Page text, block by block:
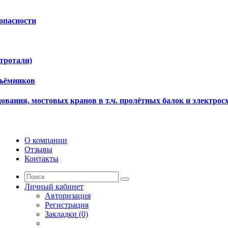
мостовых кранов в т.ч. пролётных балок и
О компании
Отзывы
Контакты
Личный кабинет
Авторизация
Регистрация
Закладки (0)